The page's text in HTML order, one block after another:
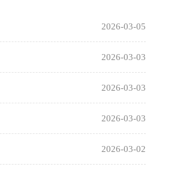
2026-03-05
2026-03-03
2026-03-03
2026-03-03
2026-03-02